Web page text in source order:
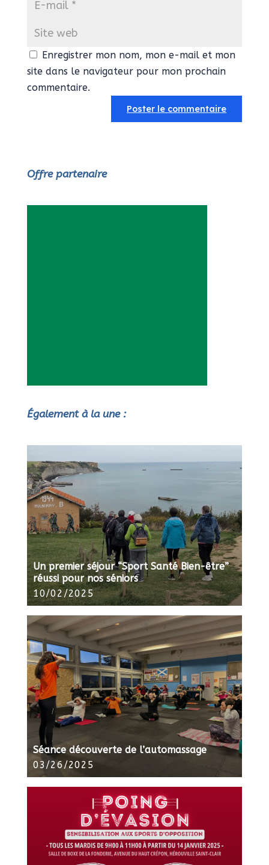
Enregistrer mon nom, mon e-mail et mon
site dans le navigateur pour mon prochain
commentaire.
Offre partenaire
Également à la une :
Un premier séjour “Sport Santé Bien-être”
réussi pour nos séniors
10/02/2025
Séance découverte de l’automassage
03/26/2025